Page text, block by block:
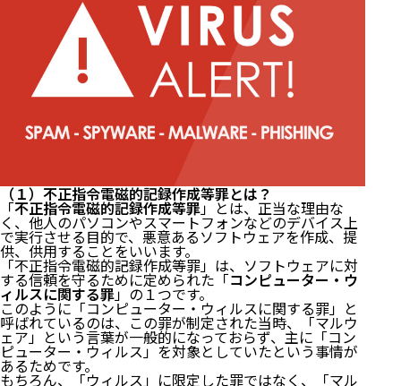
（１）不正指令電磁的記録作成等罪とは？
「不正指令電磁的記録作成等罪」とは、正当な理由な
く、他人のパソコンやスマートフォンなどのデバイス上
で実行させる目的で、悪意あるソフトウェアを作成、提
供、供用することをいいます。
「不正指令電磁的記録作成等罪」は、ソフトウェアに対
する信頼を守るために定められた「コンピューター・ウ
ィルスに関する罪」の１つです。
このように「コンピューター・ウィルスに関する罪」と
呼ばれているのは、この罪が制定された当時、「マルウ
ェア」という言葉が一般的になっておらず、主に「コン
ピューター・ウィルス」を対象としていたという事情が
あるためです。
もちろん、「ウィルス」に限定した罪ではなく、「マル